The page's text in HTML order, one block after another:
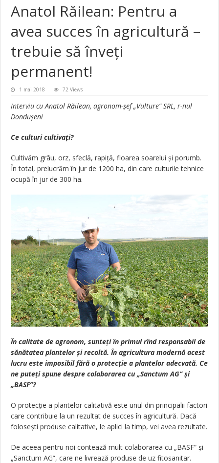
Anatol Răilean: Pentru a
avea succes în agricultură –
trebuie să înveți
permanent!
1 mai 2018 72 Views
Interviu cu Anatol Răilean, agronom-șef „Vulture” SRL, r-nul
Dondușeni
Ce culturi cultivați?
Cultivăm grâu, orz, sfeclă, rapiță, floarea soarelui și porumb.
În total, prelucrăm în jur de 1200 ha, din care culturile tehnice
ocupă în jur de 300 ha.
În calitate de agronom, sunteți în primul rînd responsabil de
sănătatea plantelor și recoltă. În agricultura modernă acest
lucru este imposibil fără o protecție a plantelor adecvată. Ce
ne puteți spune despre colaborarea cu „Sanctum AG” și
„BASF”?
O protecție a plantelor calitativă este unul din principalii factori
care contribuie la un rezultat de succes în agricultură. Dacă
folosești produse calitative, le aplici la timp, vei avea rezultate.
De aceea pentru noi contează mult colaborarea cu „BASF” și
„Sanctum AG”, care ne livrează produse de uz fitosanitar.